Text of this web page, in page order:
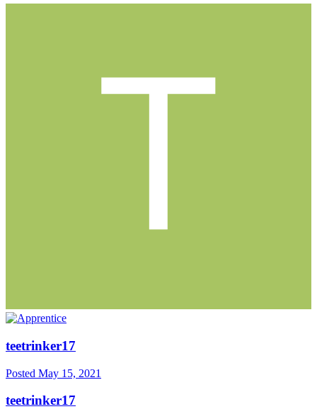
teetrinker17
Posted May 15, 2021
teetrinker17